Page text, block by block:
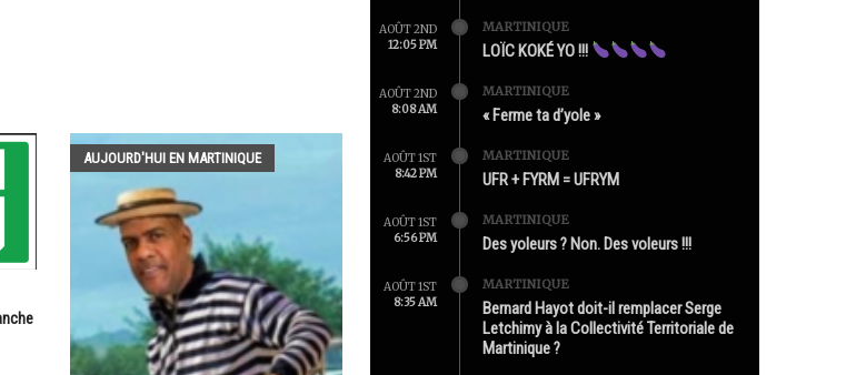
AUJOURD'HUI EN MARTINIQUE
AOÛT 2ND
12:05 PM
MARTINIQUE
LOÏC KOKÉ YO !!!
AOÛT 2ND
8:08 AM
MARTINIQUE
« Ferme ta d’yole »
AOÛT 1ST
8:42 PM
MARTINIQUE
UFR + FYRM = UFRYM
AOÛT 1ST
6:56 PM
MARTINIQUE
Des yoleurs ? Non. Des voleurs !!!
AOÛT 1ST
8:35 AM
MARTINIQUE
Bernard Hayot doit-il remplacer Serge
Letchimy à la Collectivité Territoriale de
Martinique ?